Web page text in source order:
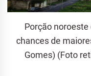
Porção
chances de
Gomes) (Foto